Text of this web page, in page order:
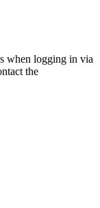
when logging in via
the